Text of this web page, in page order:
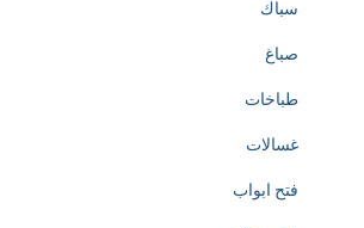
سباك
صباغ
طباخات
غسالات
فتح ابواب